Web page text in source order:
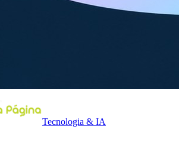
Tecnologia & IA